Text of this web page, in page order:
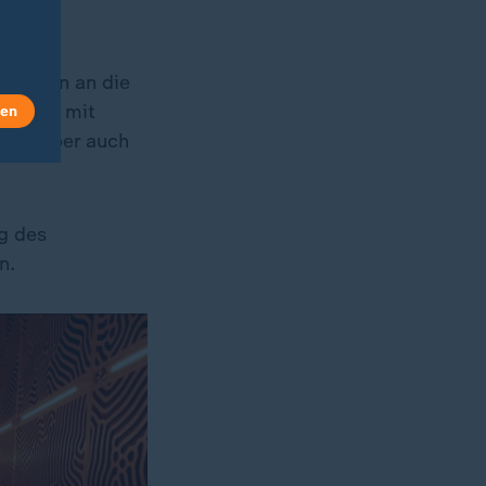
an die
mit
aber auch
des